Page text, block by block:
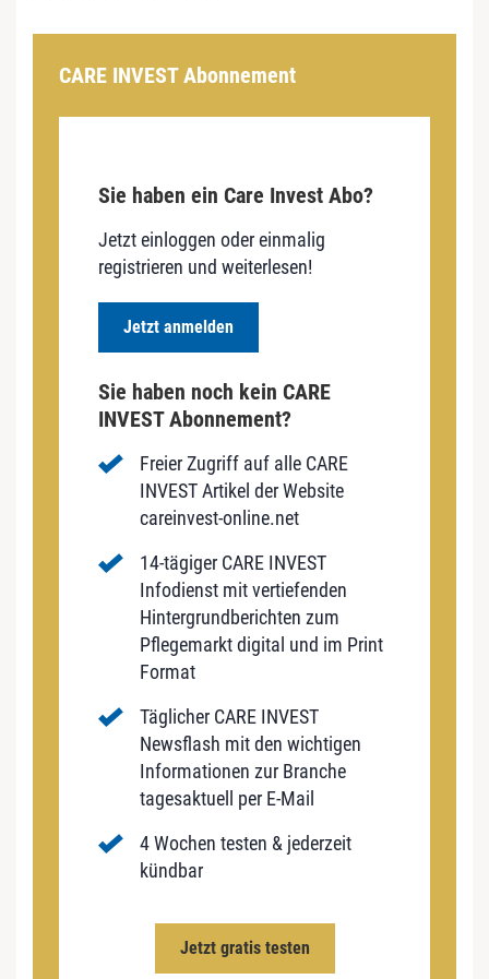
CARE INVEST Abonnement
Sie haben ein Care Invest Abo?
Jetzt einloggen oder einmalig
registrieren und weiterlesen!
Jetzt anmelden
Sie haben noch kein CARE
INVEST Abonnement?
Freier Zugriff auf alle CARE
INVEST Artikel der Website
careinvest-online.net
14-tägiger CARE INVEST
Infodienst mit vertiefenden
Hintergrundberichten zum
Pflegemarkt digital und im Print
Format
Täglicher CARE INVEST
Newsflash mit den wichtigen
Informationen zur Branche
tagesaktuell per E-Mail
4 Wochen testen & jederzeit
kündbar
Jetzt gratis testen